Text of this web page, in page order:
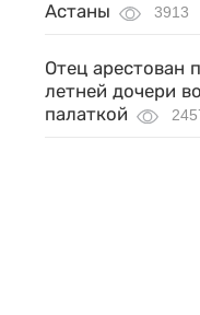
Астаны
3913
Отец арестован
летней дочери
палаткой